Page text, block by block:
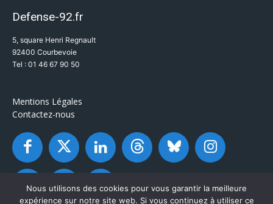
Defense-92.fr
5, square Henri Regnault
92400 Courbevoie
Tel : 01 46 67 90 50
Mentions Légales
Contactez-nous
Nous utilisons des cookies pour vous garantir la meilleure
expérience sur notre site web. Si vous continuez à utiliser ce